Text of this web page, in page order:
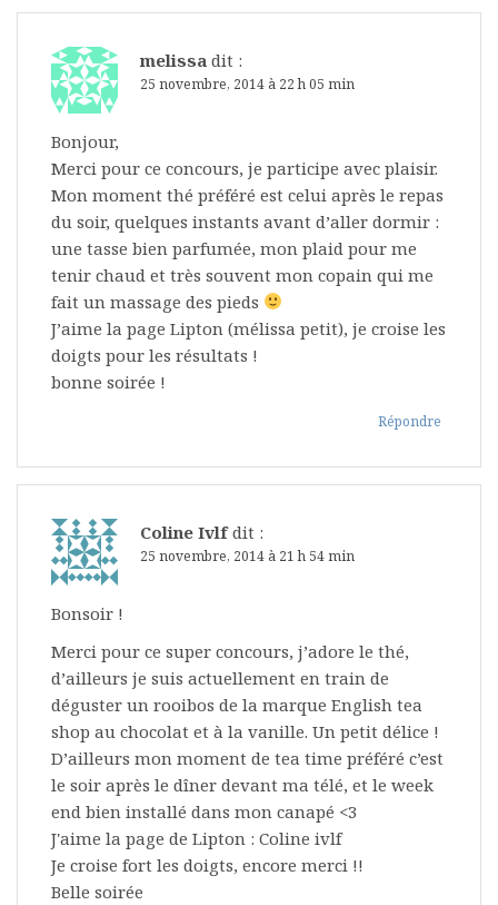
melissa dit :
25 novembre, 2014 à 22 h 05 min
Bonjour,
Merci pour ce concours, je participe avec plaisir.
Mon moment thé préféré est celui après le repas
du soir, quelques instants avant d’aller dormir :
une tasse bien parfumée, mon plaid pour me
tenir chaud et très souvent mon copain qui me
fait un massage des pieds
J’aime la page Lipton (mélissa petit), je croise les
doigts pour les résultats !
bonne soirée !
Répondre
Coline Ivlf dit :
25 novembre, 2014 à 21 h 54 min
Bonsoir !
Merci pour ce super concours, j’adore le thé,
d’ailleurs je suis actuellement en train de
déguster un rooibos de la marque English tea
shop au chocolat et à la vanille. Un petit délice !
D’ailleurs mon moment de tea time préféré c’est
le soir après le dîner devant ma télé, et le week
end bien installé dans mon canapé <3
J'aime la page de Lipton : Coline ivlf
Je croise fort les doigts, encore merci !!
Belle soirée